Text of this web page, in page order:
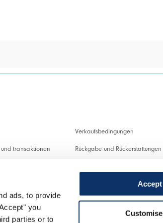
ads, to provide
you
parties or to
Accept
Customise
transaktionen
Verkaufsbedingungen
Rückgabe und Rückerstattungen
Cookies